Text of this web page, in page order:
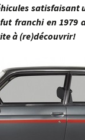
satisfaisant
franchi en 1979
à (re)découvrir!